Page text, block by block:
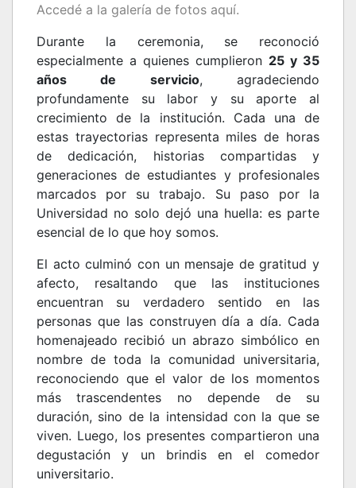
Accedé a la galería de fotos aquí.
Durante la ceremonia, se reconoció
especialmente a quienes cumplieron 25 y 35
años de servicio, agradeciendo
profundamente su labor y su aporte al
crecimiento de la institución. Cada una de
estas trayectorias representa miles de horas
de dedicación, historias compartidas y
generaciones de estudiantes y profesionales
marcados por su trabajo. Su paso por la
Universidad no solo dejó una huella: es parte
esencial de lo que hoy somos.
El acto culminó con un mensaje de gratitud y
afecto, resaltando que las instituciones
encuentran su verdadero sentido en las
personas que las construyen día a día. Cada
homenajeado recibió un abrazo simbólico en
nombre de toda la comunidad universitaria,
reconociendo que el valor de los momentos
más trascendentes no depende de su
duración, sino de la intensidad con la que se
viven. Luego, los presentes compartieron una
degustación y un brindis en el comedor
universitario.